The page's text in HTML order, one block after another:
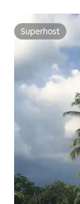
Superhost
Superhost